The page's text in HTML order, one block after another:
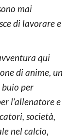
mai
di lavorare e
qui
di anime, un
per
l’allenatore e
società,
nel calcio,